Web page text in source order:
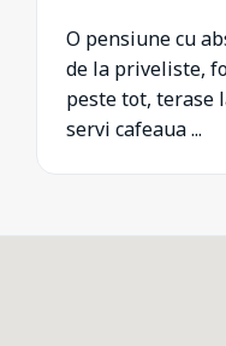
O pensiune cu
de la priveliste,
peste tot, terase
servi cafeaua ...